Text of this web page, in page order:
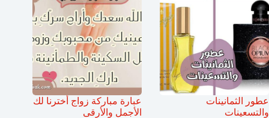
عطور الثمانينات
والتسعينات
عبارة مباركة زواج أخترنا لك
الأجمل والأرقى